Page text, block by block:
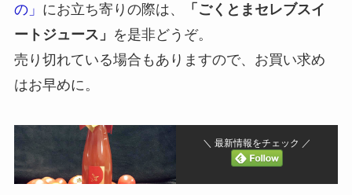
の」 にお立ち寄りの際は、
「ごくとまセレブスイ
ートジュース」 を是非どうぞ。
売り切れている場合もありますので、お買い求め
はお早めに。
＼ 最新情報をチェック ／